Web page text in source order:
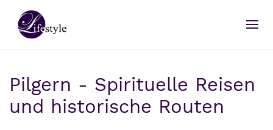
Pilgern - Spirituelle Reisen
und historische Routen